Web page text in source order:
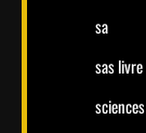
sa
sas livre
sciences